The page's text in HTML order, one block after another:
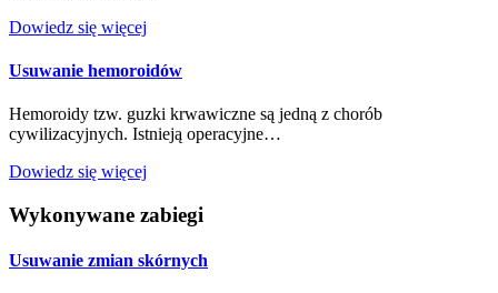
Dowiedz się więcej
Usuwanie hemoroidów
Hemoroidy tzw. guzki krwawiczne są jedną z chorób
cywilizacyjnych. Istnieją operacyjne…
Dowiedz się więcej
Wykonywane zabiegi
Usuwanie zmian skórnych